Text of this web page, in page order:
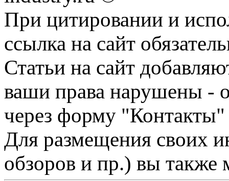
При цитировании и
ссылка на сайт
Статьи на сайт
ваши права нарушены -
через форму "Контакты"
Для размещения своих
обзоров и пр.) вы также